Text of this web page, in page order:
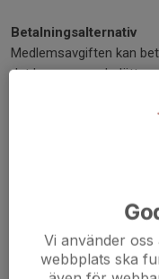
Betalningsalternativ
Medlemsavgiften kan
det kommer underlätta
betalningsalternativ. Vi
påminnelseavgift på
MAIK driver
visst stöd från
som finns för bland
fotbollsmaterial.
Vi använder
webbplats ska